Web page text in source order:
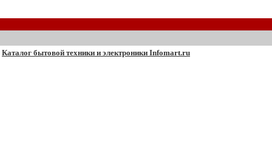
Каталог бытовой техники и электроники Infomart.ru